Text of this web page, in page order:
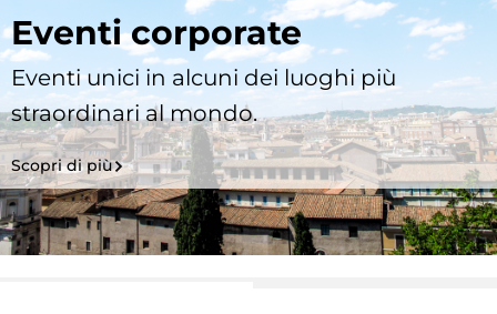
Eventi corporate
Eventi unici in alcuni dei luoghi più
straordinari al mondo.
Scopri di più